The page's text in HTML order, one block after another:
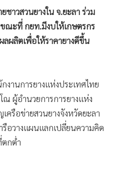
ชาวสวนยางใน จ.ยะลา ร่วม
ณะที่ กยท.มีงบให้เกษตรกร
ลผลิตเพื่อให้ราคายางดีขึ้น
านการยางแห่งประเทศไทย
ณ ผู้อำนวยการการยางแห่ง
ครือข่ายสวนยางจังหวัดยะลา
อวางแผนแลกเปลี่ยนความคิด
กต่ำ